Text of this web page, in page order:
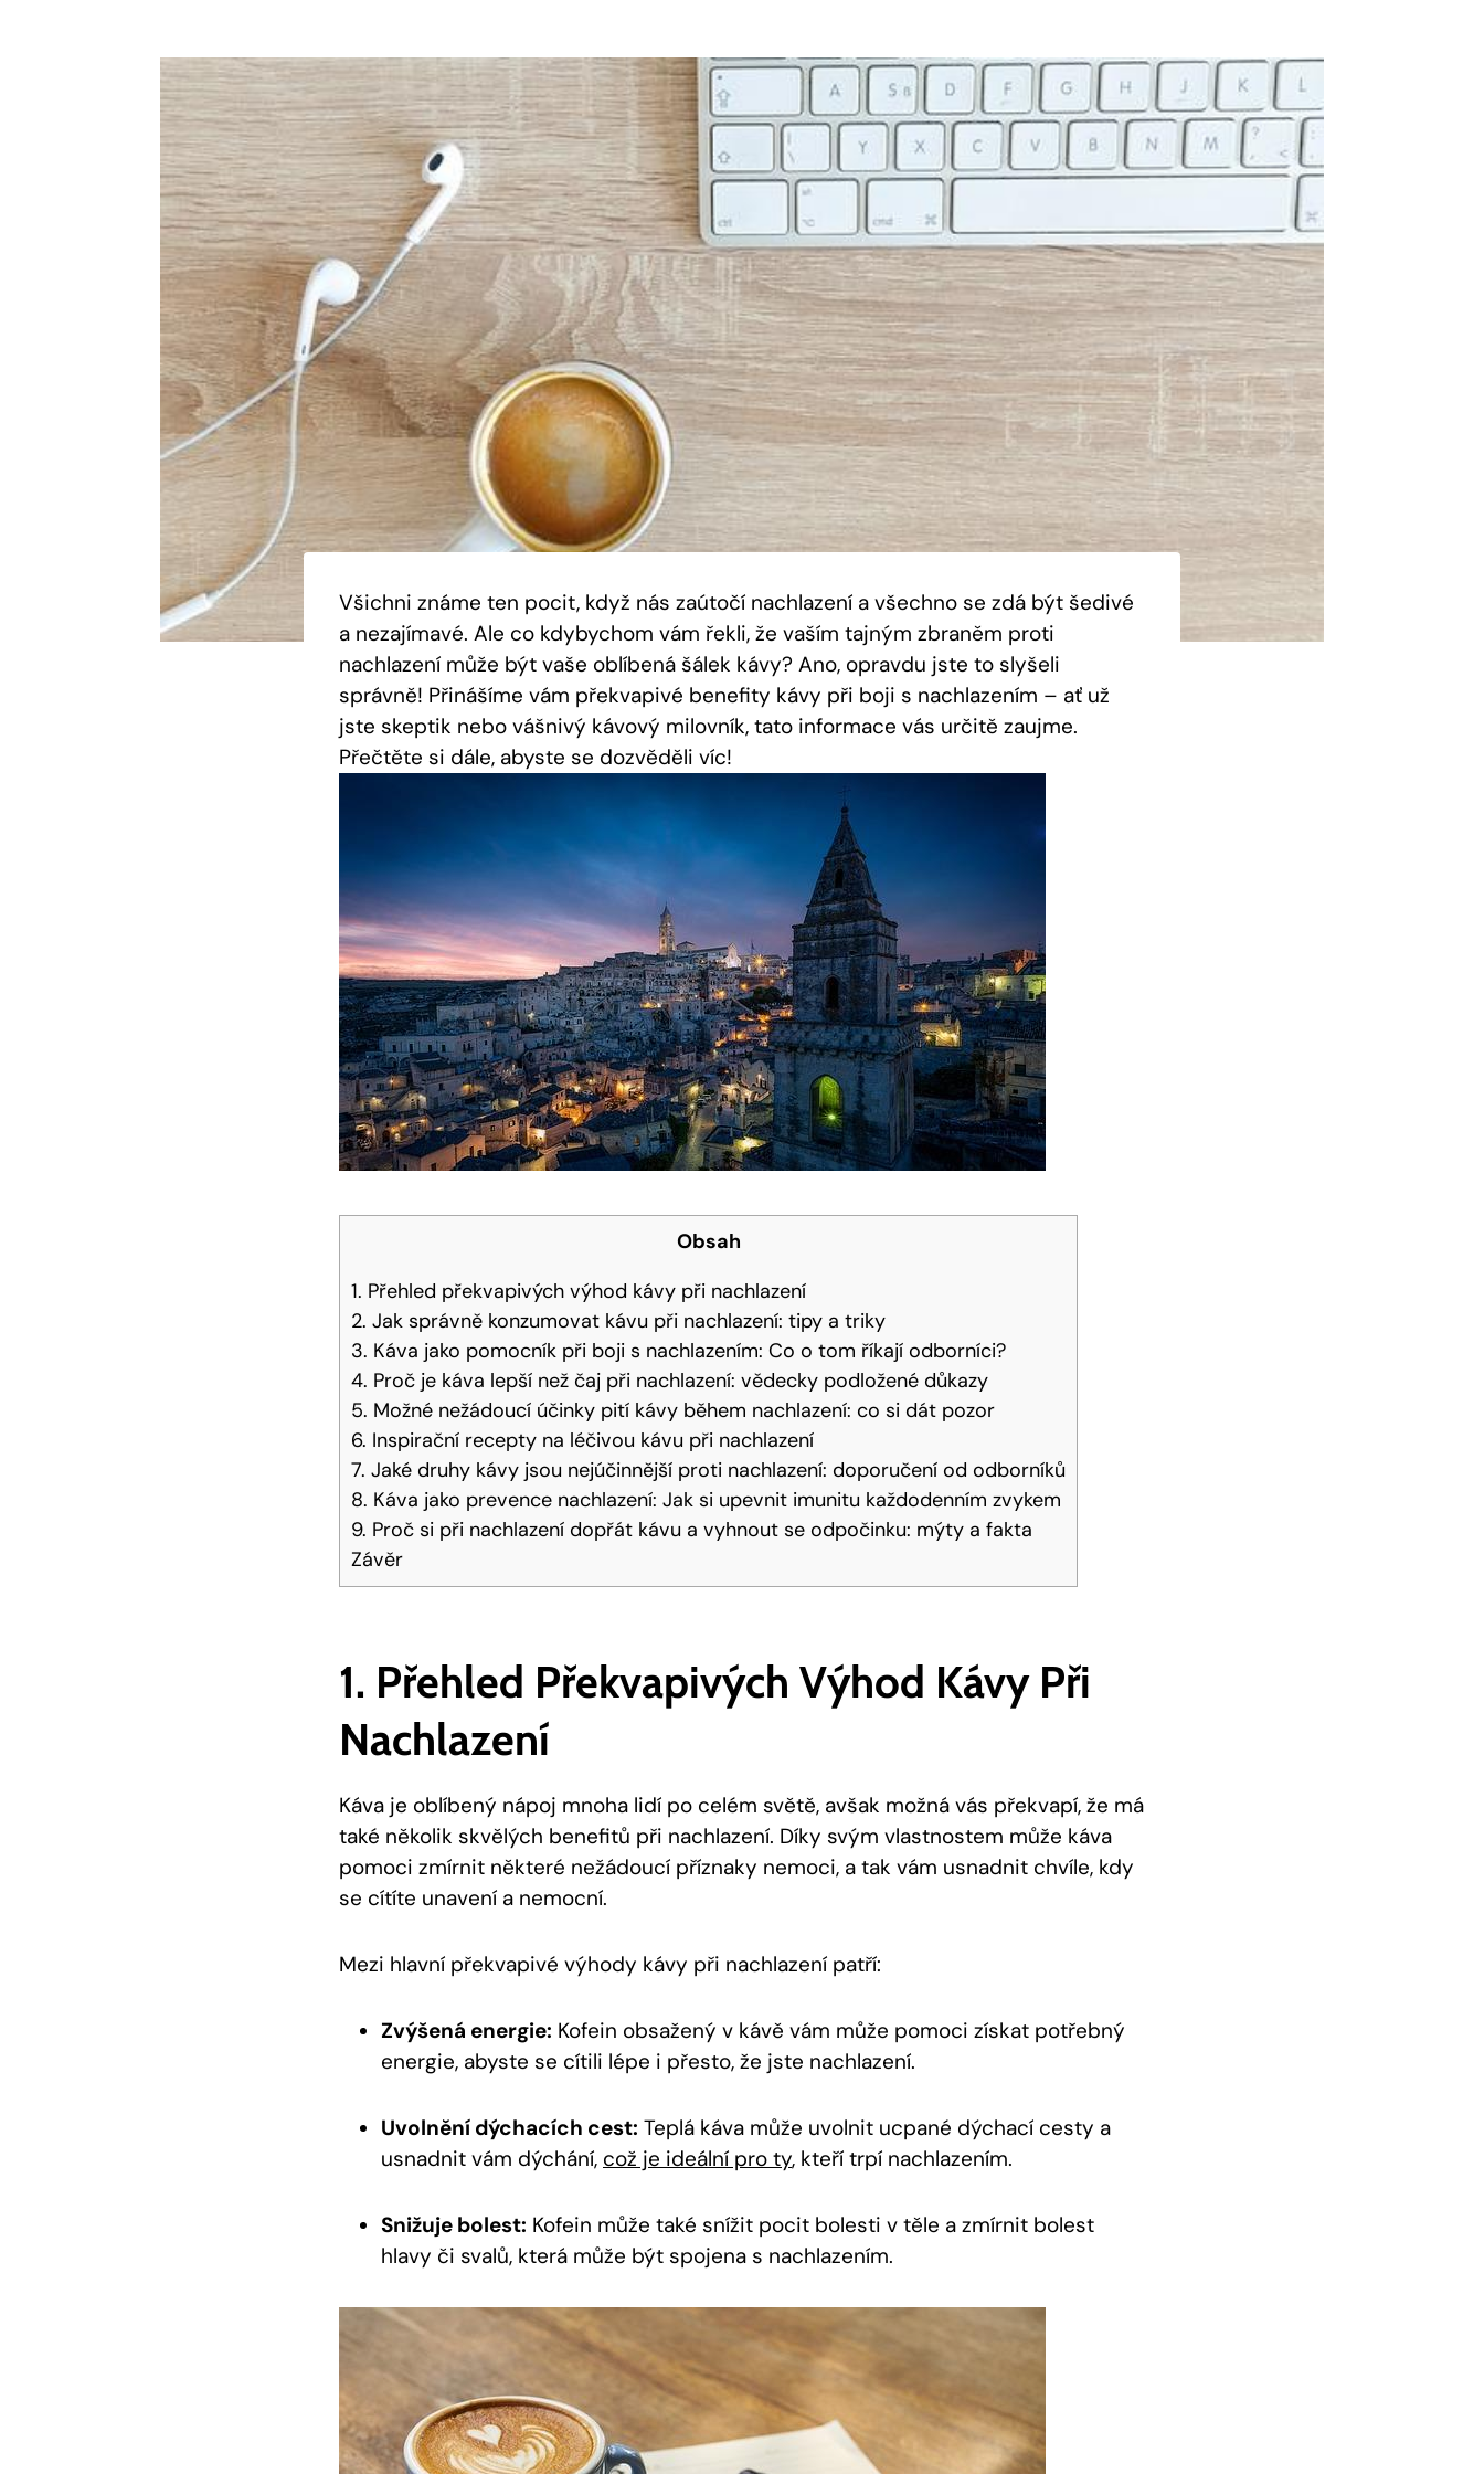
Všichni známe ten pocit, když nás zaútočí nachlazení a všechno se zdá být šedivé
a nezajímavé. Ale co kdybychom vám řekli, že vaším tajným zbraněm proti
nachlazení může být vaše oblíbená šálek kávy? Ano, opravdu jste to slyšeli
správně! Přinášíme vám překvapivé benefity kávy při boji s nachlazením – ať už
jste skeptik nebo vášnivý kávový milovník, tato informace vás určitě zaujme.
Přečtěte si dále, abyste se dozvěděli víc!
Obsah
1. Přehled překvapivých výhod kávy při nachlazení
2. Jak správně konzumovat kávu při nachlazení: tipy a triky
3. Káva jako pomocník při boji s nachlazením: Co o tom říkají odborníci?
4. Proč je káva lepší než čaj při nachlazení: vědecky podložené důkazy
5. Možné nežádoucí účinky pití kávy během nachlazení: co si dát pozor
6. Inspirační recepty na léčivou kávu při nachlazení
7. Jaké druhy kávy jsou nejúčinnější proti nachlazení: doporučení od odborníků
8. Káva jako prevence nachlazení: Jak si upevnit imunitu každodenním zvykem
9. Proč si při nachlazení dopřát kávu a vyhnout se odpočinku: mýty a fakta
Závěr
1. Přehled Překvapivých Výhod Kávy Při
Nachlazení
Káva je oblíbený nápoj mnoha lidí po celém světě, avšak možná vás překvapí, že má
také několik skvělých benefitů při nachlazení. Díky svým vlastnostem může káva
pomoci zmírnit některé nežádoucí příznaky nemoci, a tak vám usnadnit chvíle, kdy
se cítíte unavení a nemocní.
Mezi hlavní překvapivé výhody kávy při nachlazení patří:
Zvýšená energie: Kofein obsažený v kávě vám může pomoci získat potřebný
energie, abyste se cítili lépe i přesto, že jste nachlazení.
Uvolnění dýchacích cest: Teplá káva může uvolnit ucpané dýchací cesty a
usnadnit vám dýchání, což je ideální pro ty, kteří trpí nachlazením.
Snižuje bolest: Kofein může také snížit pocit bolesti v těle a zmírnit bolest
hlavy či svalů, která může být spojena s nachlazením.